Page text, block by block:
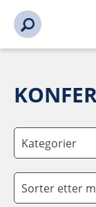
Kategorier
Sorter etter